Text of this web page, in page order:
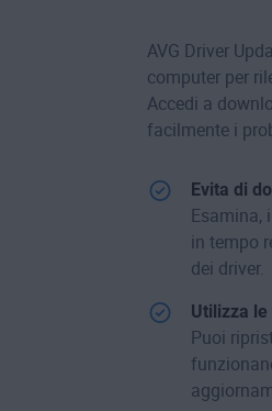
AVG Driver
computer per
Accedi a
facilmente i
Evita di
Esamina,
in tempo
dei driver.
Utilizza
Puoi